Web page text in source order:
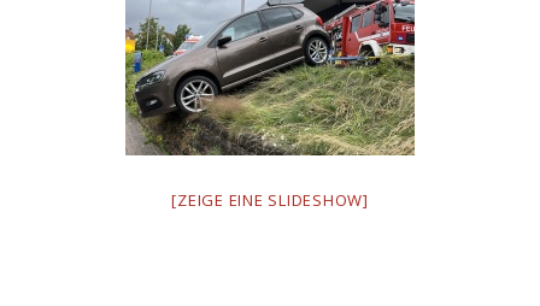
[ZEIGE EINE SLIDESHOW]